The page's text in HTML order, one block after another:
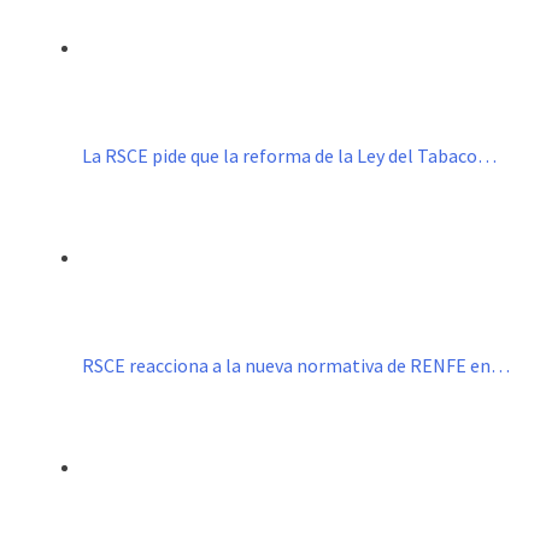
La RSCE pide que la reforma de la Ley del Tabaco…
RSCE reacciona a la nueva normativa de RENFE en…